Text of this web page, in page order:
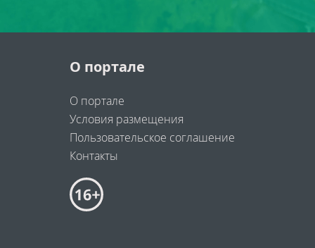
О портале
О портале
Условия размещения
Пользовательское соглашение
Контакты